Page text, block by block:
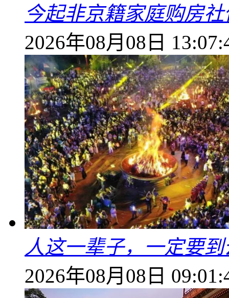
今起非京籍家庭购房
2026年08月08日
人这一辈子，一定要
2026年08月08日